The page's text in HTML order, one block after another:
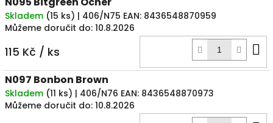
Skladem (15 ks) | 406/N75 EAN: 8436548870959
Můžeme doručit do: 10.8.2026
115 Kč / ks
N097 Bonbon Brown
Skladem (11 ks) | 406/N76 EAN: 8436548870973
Můžeme doručit do: 10.8.2026